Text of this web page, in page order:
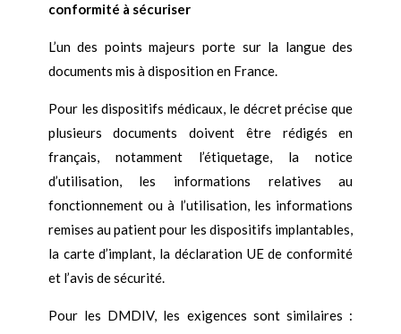
conformité à sécuriser
L’un des points majeurs porte sur la langue des
documents mis à disposition en France.
Pour les dispositifs médicaux, le décret précise que
plusieurs documents doivent être rédigés en
français, notamment l’étiquetage, la notice
d’utilisation, les informations relatives au
fonctionnement ou à l’utilisation, les informations
remises au patient pour les dispositifs implantables,
la carte d’implant, la déclaration UE de conformité
et l’avis de sécurité.
Pour les DMDIV, les exigences sont similaires :